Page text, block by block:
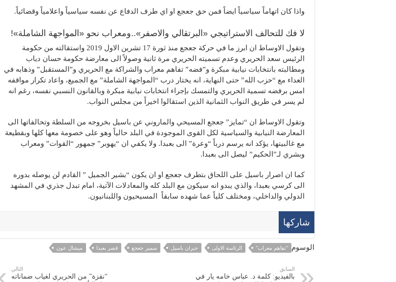
واذا كان اتهاماً سياسياً ايضاً فمن حق جعجع او اي طرف الدفاع عن نفسه سياسياً واعلامياً وقضائياً.
لا فك للتحالف الاستراتيجي «البرتقالي والاصفر»..ومعراب نحو «المواجهة الشاملة»!
وتقول الاوساط ان ابرز ما في حركة جعجع منذ ثورة 17 تشرين الاول 2019 واستقالته من حكومة
الرئيس سعد الحريري وعدم تسميته الحريري مرة ثانية وصولاً الى معارضة حكومة حسان دياب
ومطالبته بانتخابات نيابية مبكرة و”فضه” تفاهم معراب والشراكة مع الحريري و”المستقبل” وذهابه في
العداء مع “حزب الله” حتى النهاية، انه يختار درب “المواجهة الشاملة” مع الجميع، واعاد تكرار مواقفه
امس برفضه تسمية الحريري والتمسك بإجراء انتخابات نيابية مبكرة وبالقانون النسبي نفسه، رغم انه
لم يسر في طريق النواب الثمانية الذين استقالوا اخيراً من مجلس النواب.
وتقول الاوساط ان “تمايز” جعجع المسيحي والماروني عن باسيل بخروجه من السلطة وتحالفاتها الى
المعارضة النيابية والسياسية لكل القوى الموجودة في البلد حالياً وهو على خصومة معها كلها وبقطيعة
مع غالبيتها، يؤكد انه يرسم درباً “وعرة” الى بعبدا. ولا يكفي ان “يهوبر” جمهور “القوات” ومعراب
وبشري لـ”الحكيم” ليصل الى بعبدا.
كما ان اصرار باسيل على اللحاق بتطرف جعجع او ان يكون “بشير الجميل ” القادم لن يوصله بدوره
الى كرسي بعبدا، والذي يبدو انه سيكون مع البلد كله والمعادلات الآتية، امام تبدل جذري في المشهد
الدولي والداخلي، ومختلف كلياً عما شهده سابقاً المسيحيون واللبنانيون.
شاركها
الوسوم "تفاهم معراب" الرئاسة الاولى جبران باسيل سمير جعجع قصر بعبدا ميشال عون
السابق
بالفيديو: كلمة د. عباس خامه يار في
التالي
“نقزة” من الحريري لغياب ضماناته